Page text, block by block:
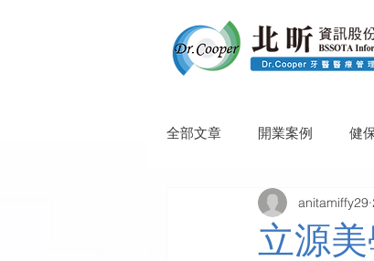
全部文章 開業案例 健
立源
anitamiffy29